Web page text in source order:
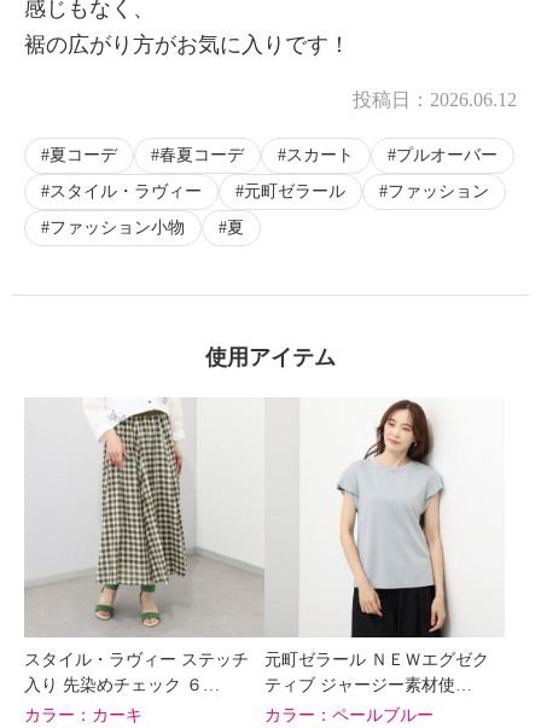
感じもなく、
裾の広がり方がお気に入りです！
投稿日： 2026.06.12
夏コーデ 春夏コーデ スカート
プルオーバー
スタイル・ラヴィー
元町ゼラール
ファッション
ファッション小物
夏
使用アイテム
スタイル・ラヴィー ステッチ
入り 先染めチェック ６…
カラー： カーキ
元町ゼラール ＮＥＷエグゼク
ティブ ジャージー素材使…
カラー： ペールブルー